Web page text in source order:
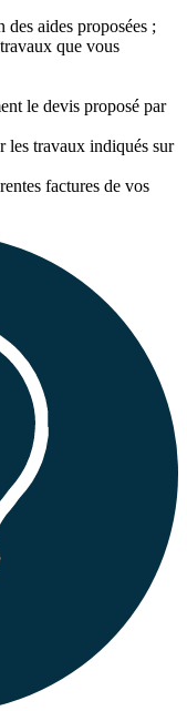
aides proposées ;
que vous
le devis proposé par
les travaux indiqués sur
factures de vos